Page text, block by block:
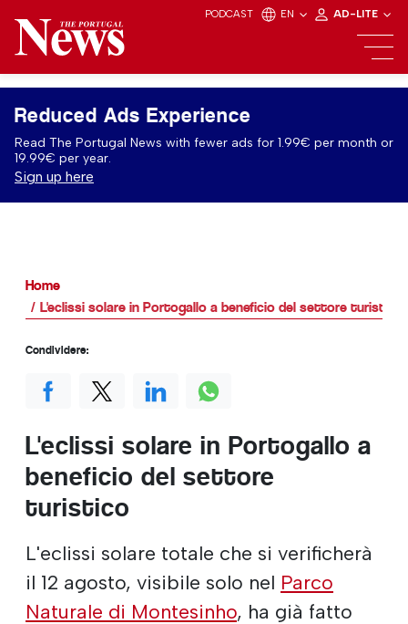
PODCAST EN AD-LITE
Reduced Ads Experience
Read The Portugal News with fewer ads for 1.99€ per month or
19.99€ per year.
Sign up here
Home
L'eclissi solare in Portogallo a beneficio del settore turistico
L'eclissi solare in Portogallo a
beneficio del settore
turistico
L'eclissi solare totale che si verificherà
il 12 agosto, visibile solo nel Parco
Naturale di Montesinho, ha già fatto
Condividere: